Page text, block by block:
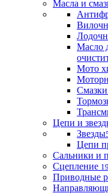
Масла и
Масло
Мото
Цепи и
Звезды
Цепи
Сальники и
Сцепление
Приводные